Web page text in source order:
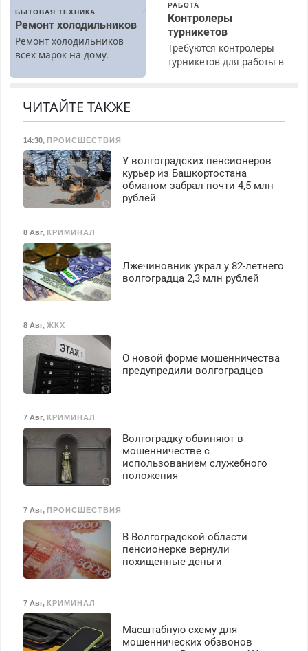
БЫТОВАЯ ТЕХНИКА
Ремонт холодильников
Ремонт холодильников
всех марок на дому.
РАБОТА
Контролеры
турникетов
Требуются контролеры
турникетов для работы в
вычета налогов.
Ежемесячно
выплачивается денежная
безопасности с з/п до
125000 руб.
ЧИТАЙТЕ ТАКЖЕ
14:30, ПРОИСШЕСТВИЯ
У волгоградских пенсионеров
курьер из Башкортостана
обманом забрал почти 4,5 млн
рублей
8 Авг, КРИМИНАЛ
Лжечиновник украл у 82-летнего
волгоградца 2,3 млн рублей
8 Авг, ЖКХ
О новой форме мошенничества
предупредили волгоградцев
7 Авг, КРИМИНАЛ
Волгоградку обвиняют в
мошенничестве с
использованием служебного
положения
7 Авг, ПРОИСШЕСТВИЯ
В Волгоградской области
пенсионерке вернули
похищенные деньги
7 Авг, КРИМИНАЛ
Масштабную схему для
мошеннических обзвонов